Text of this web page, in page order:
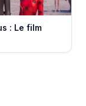
: Le film